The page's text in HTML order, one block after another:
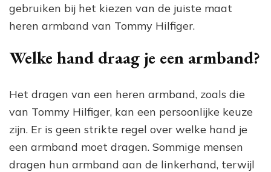
gebruiken bij het kiezen van de juiste maat
heren armband van Tommy Hilfiger.
Welke hand draag je een armband?
Het dragen van een heren armband, zoals die
van Tommy Hilfiger, kan een persoonlijke keuze
zijn. Er is geen strikte regel over welke hand je
een armband moet dragen. Sommige mensen
dragen hun armband aan de linkerhand, terwijl